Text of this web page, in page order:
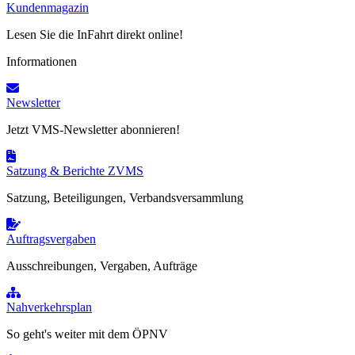
Kundenmagazin
Lesen Sie die InFahrt direkt online!
Informationen
Newsletter
Jetzt VMS-Newsletter abonnieren!
Satzung & Berichte ZVMS
Satzung, Beteiligungen, Verbandsversammlung
Auftragsvergaben
Ausschreibungen, Vergaben, Aufträge
Nahverkehrsplan
So geht's weiter mit dem ÖPNV